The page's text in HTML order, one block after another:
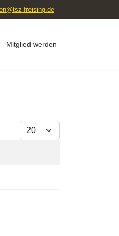
freising.de
Mitglied werden
Anzeige #